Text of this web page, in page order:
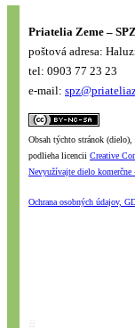
Priatelia Zeme – SPZ
poštová adresa:
tel: 0903 77 23 23
e-mail:
Obsah týchto stránok
podlieha licencii Creative
Nevyužívajte dielo komerčne
Ochrana osobných údajov,